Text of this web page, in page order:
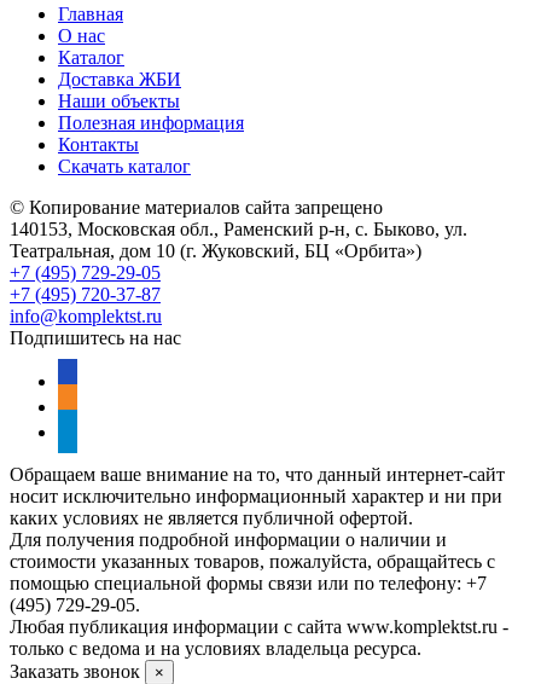
Главная
О нас
Каталог
Доставка ЖБИ
Наши объекты
Полезная информация
Контакты
Скачать каталог
© Копирование материалов сайта запрещено
140153, Московская обл., Раменский р-н, с. Быково, ул.
Театральная, дом 10 (г. Жуковский, БЦ «Орбита»)
+7 (495) 729-29-05
+7 (495) 720-37-87
info@komplektst.ru
Подпишитесь на нас
Обращаем ваше внимание на то, что данный интернет-сайт
носит исключительно информационный характер и ни при
каких условиях не является публичной офертой.
Для получения подробной информации о наличии и
стоимости указанных товаров, пожалуйста, обращайтесь с
помощью специальной формы связи или по телефону: +7
(495) 729-29-05.
Любая публикация информации с сайта www.komplektst.ru -
только с ведома и на условиях владельца ресурса.
Заказать звонок
×